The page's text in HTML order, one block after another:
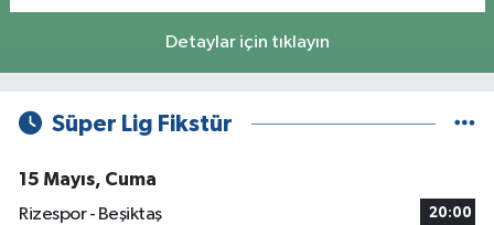
Detaylar için tıklayın
Süper Lig Fikstür
15 Mayıs, Cuma
Rizespor - Beşiktaş
20:00